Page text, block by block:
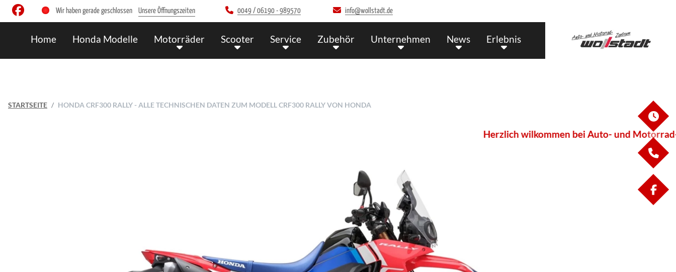
Wir haben gerade geschlossen Unsere Öffnungszeiten 0049 / 06190 - 989570 info@wollstadt.de
Home Honda Modelle Motorräder Scooter Service Zubehör Unternehmen News Erlebnis
STARTSEITE HONDA CRF300 RALLY - ALLE TECHNISCHEN DATEN ZUM MODELL CRF300 RALLY VON HONDA
Herzlich wilkommen bei Auto- und Motorrad-